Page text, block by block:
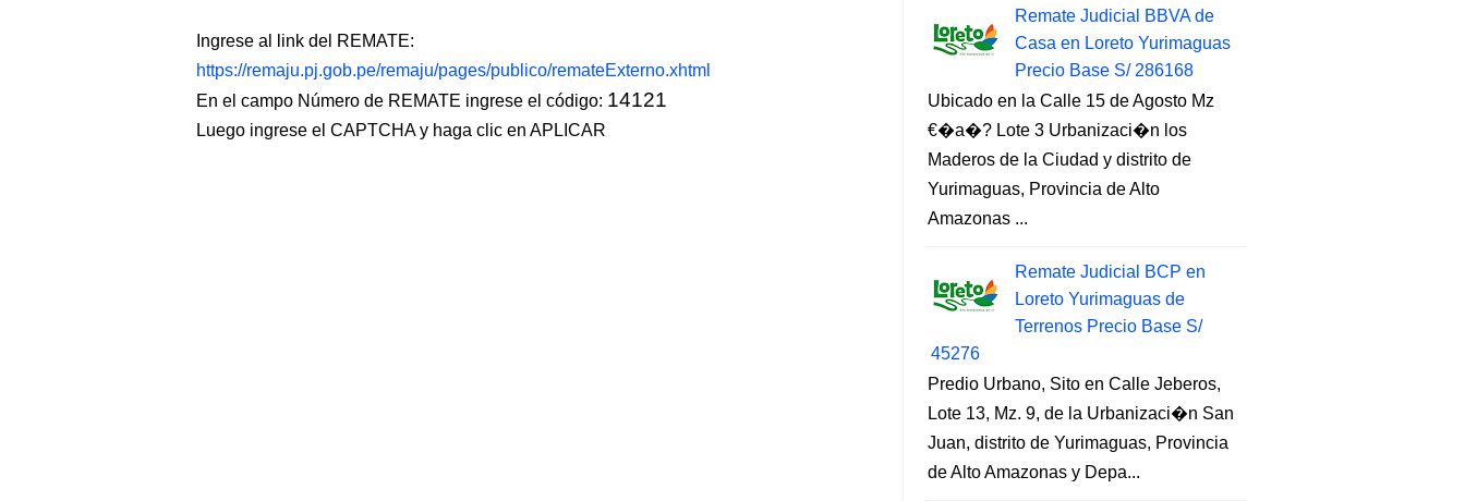
Ingrese al link del REMATE:
https://remaju.pj.gob.pe/remaju/pages/publico/remateExterno.xhtml
En el campo Número de REMATE ingrese el código: 14121
Luego ingrese el CAPTCHA y haga clic en APLICAR
Remate Judicial BBVA de
Casa en Loreto Yurimaguas
Precio Base S/ 286168
Ubicado en la Calle 15 de Agosto Mz
€�a�? Lote 3 Urbanizaci�n los
Maderos de la Ciudad y distrito de
Yurimaguas, Provincia de Alto
Amazonas ...
Remate Judicial BCP en
Loreto Yurimaguas de
Terrenos Precio Base S/
45276
Predio Urbano, Sito en Calle Jeberos,
Lote 13, Mz. 9, de la Urbanizaci�n San
Juan, distrito de Yurimaguas, Provincia
de Alto Amazonas y Depa...